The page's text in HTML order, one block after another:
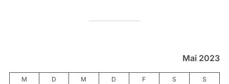
Mai 2023
M D M D F S S